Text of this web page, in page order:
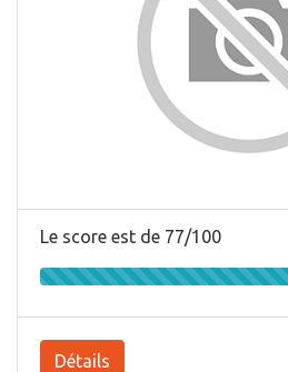
Le score est de 77/100
Détails